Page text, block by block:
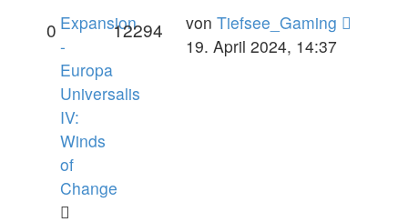
Expansion
-
Europa
Universalis
IV:
Winds
of
Change
0 12294 von Tiefsee_Gaming
19. April 2024, 14:37